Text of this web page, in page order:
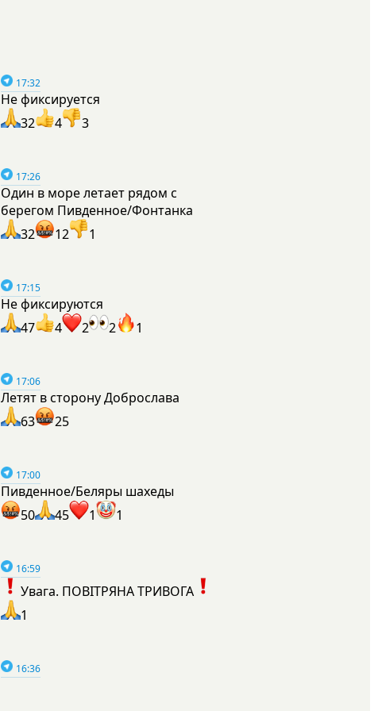
17:32
Не фиксируется
32
4 3
17:26
Один в море летает рядом с
берегом Пивденное/Фонтанка
32
12 1
17:15
Не фиксируются
47
4 2 2 1
17:06
Летят в сторону Доброслава
63
25
17:00
Пивденное/Беляры шахеды
50
45 1 1
16:59
Увага. ПОВІТРЯНА ТРИВОГА
1
16:36